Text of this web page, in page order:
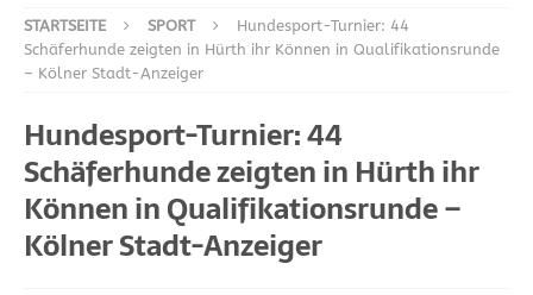
STARTSEITE SPORT
Hundesport-Turnier: 44
Schäferhunde zeigten in Hürth ihr Können in Qualifikationsrunde
– Kölner Stadt-Anzeiger
Hundesport-Turnier: 44
Schäferhunde zeigten in Hürth ihr
Können in Qualifikationsrunde –
Kölner Stadt-Anzeiger